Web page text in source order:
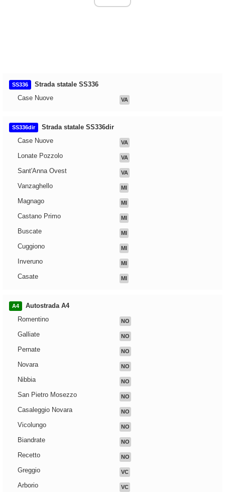
SS336
Strada statale SS336
Case Nuove
VA
SS336dir
Strada statale SS336dir
Case Nuove
VA
Lonate Pozzolo VA
Sant'Anna Ovest VA
Vanzaghello MI
Magnago MI
Castano Primo MI
Buscate MI
Cuggiono MI
Inveruno MI
Casate MI
A4
Autostrada A4
Romentino
NO
Galliate NO
Pernate NO
Novara NO
Nibbia NO
San Pietro Mosezzo NO
Casaleggio Novara NO
Vicolungo NO
Biandrate NO
Recetto NO
Greggio VC
Arborio VC